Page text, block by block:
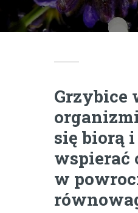
Grzybice
się biorą
wspierać
w